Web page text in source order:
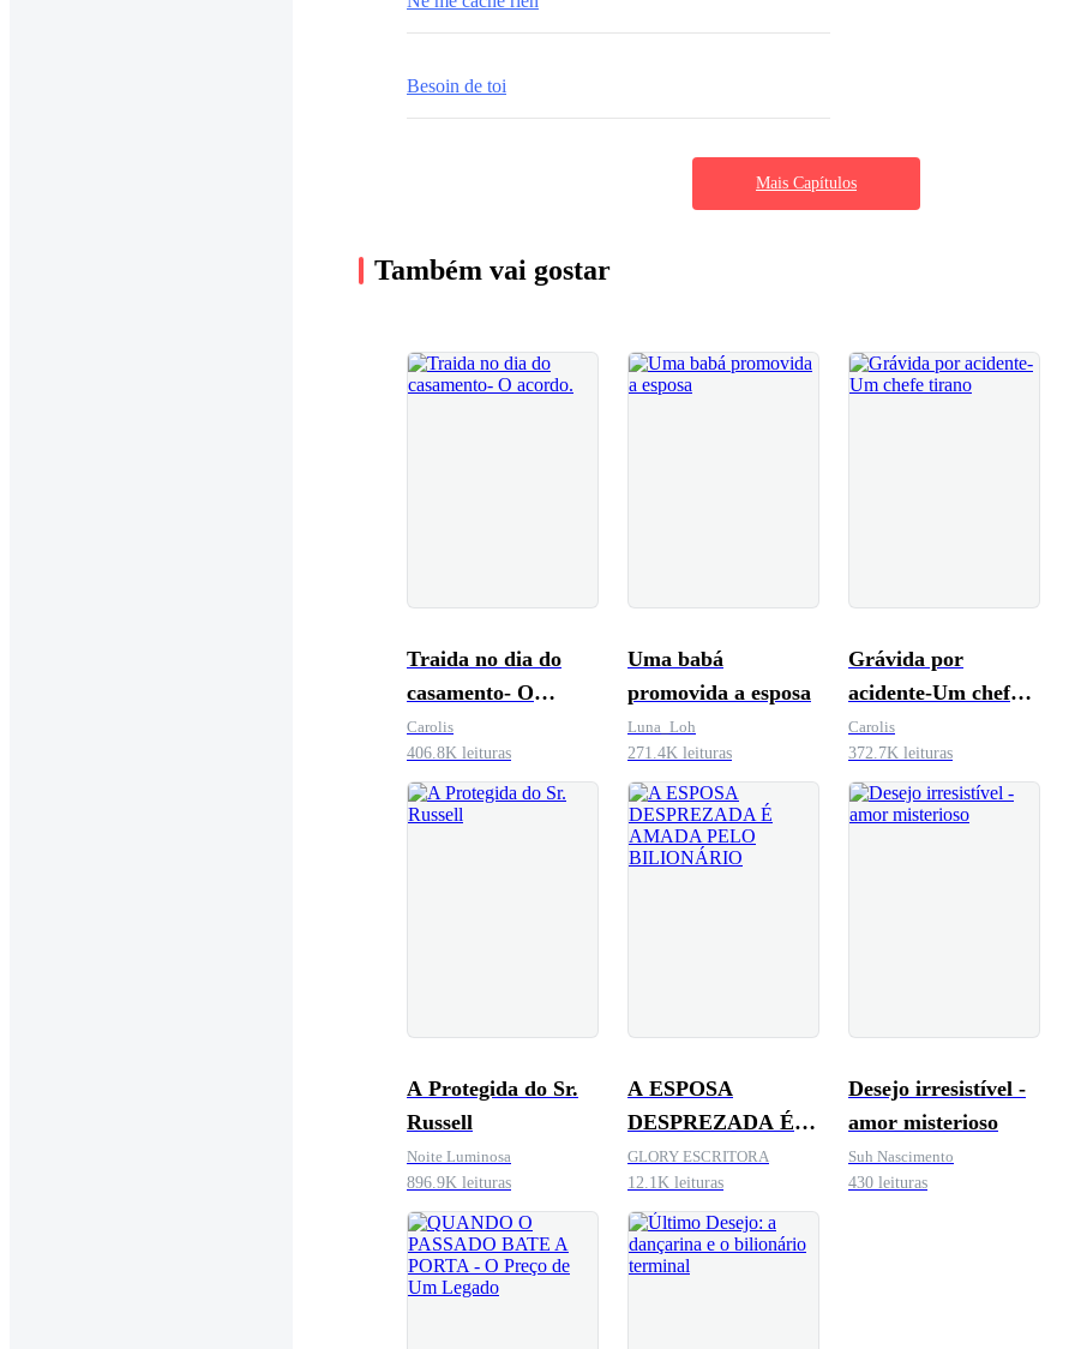
Besoin de toi
Mais Capítulos
Também vai gostar
Traida no dia do
casamento- O
acordo.
Carolis
406.8K leituras
Uma babá
promovida a esposa
Luna_Loh
271.4K leituras
Grávida por
acidente-Um chefe
tirano
Carolis
372.7K leituras
A Protegida do Sr.
Russell
Noite Luminosa
896.9K leituras
A ESPOSA
DESPREZADA É
AMADA PELO
BILIONÁRIO
GLORY ESCRITORA
12.1K leituras
Desejo irresistível -
amor misterioso
Suh Nascimento
430 leituras